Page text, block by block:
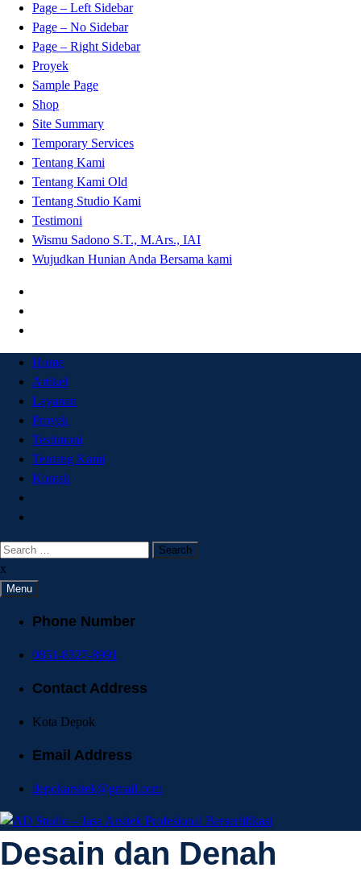
Page – Left Sidebar
Page – No Sidebar
Page – Right Sidebar
Proyek
Sample Page
Shop
Site Summary
Temporary Services
Tentang Kami
Tentang Kami Old
Tentang Studio Kami
Testimoni
Wismu Sadono S.T., M.Ars., IAI
Wujudkan Hunian Anda Bersama kami
Home
Artikel
Layanan
Proyek
Testimoni
Tentang Kami
Kontak
Search
for:
x
Menu
Phone Number
0851-8327-8991
Contact Address
Kota Depok
Email Address
depokarsitek@gmail.com
AD Studio – Jasa
AD Studio – Jasa Arsitek Profesional Bersertifikasi
Desain dan Denah